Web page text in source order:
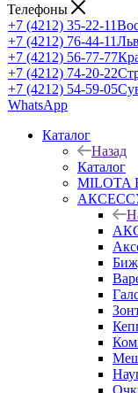
Телефоны
+7 (4212) 35-22-11
+7 (4212) 76-44-11
+7 (4212) 56-77-77
+7 (4212) 74-20-22
+7 (4212) 54-59-05
WhatsApp
Каталог
Назад
Каталог
MILOTA